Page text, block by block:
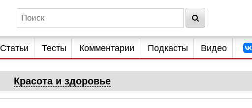
Статьи Тесты Комментарии Подкасты Видео
Красота и здоровье